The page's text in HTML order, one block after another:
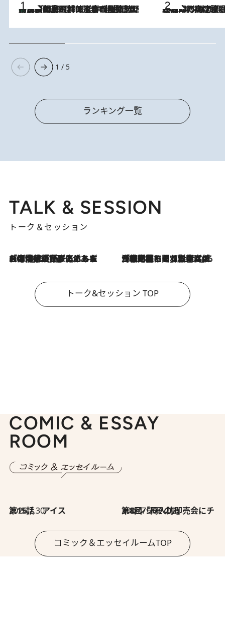
2026.8.8
「最後に見られてよかった」上野動物園の東園パンダ舎が解体前に特別公開。8月16日まで延長されたパネル展と共に辿る“半世紀”のパンダ飼育《解体工事の図面あり》 2026.8.7
「湘南乃風に憧れて」観客大盛上がりの“タオル回し”に、ラッパー顔負けの高速歌唱まで…さだまさし（74）のアグレッシブすぎる現在地
1 / 5
ランキング一覧
TALK & SESSION
トーク＆セッション
2026.8.3
「今後値上げがあるとすれば…」「リスクがあるのは今年の冬」エネルギー専門家が語る、ホルムズ海峡封鎖が家庭にもたらす“ある心配” 2026.8.3
「住宅建てられない…」「サーチャージ料の高値が続いている」ホルムズ海峡封鎖による影響はいつまで続く？《エネルギー専門家に聞く“どうなる日本の暮らし”》
トーク&セッション TOP
COMIC & ESSAY
ROOM
2026.7.30
第15話 アイス 2026.7.30
第8回「同人誌即売会にチャレンジ その2」
コミック＆エッセイルームTOP